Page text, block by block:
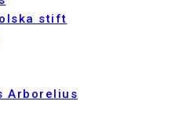
stift
Arborelius